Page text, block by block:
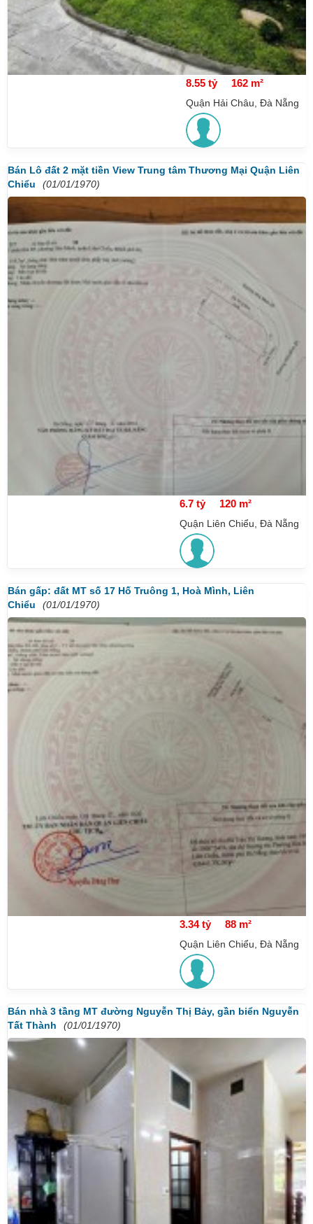
8.55 tỷ 162 m²
Quận Hải Châu, Đà Nẵng
Bán Lô đất 2 mặt tiền View Trung tâm Thương Mại Quận Liên
Chiểu
(01/01/1970)
6.7 tỷ 120 m²
Quận Liên Chiểu, Đà Nẵng
Bán gấp: đất MT số 17 Hố Truông 1, Hoà Mình, Liên
Chiểu
(01/01/1970)
3.34 tỷ 88 m²
Quận Liên Chiểu, Đà Nẵng
Bán nhà 3 tầng MT đường Nguyễn Thị Bảy, gần biển Nguyễn
Tất Thành
(01/01/1970)